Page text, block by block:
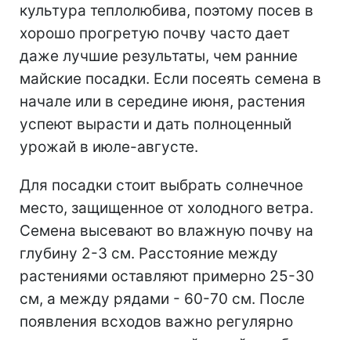
культура теплолюбива, поэтому посев в
хорошо прогретую почву часто дает
даже лучшие результаты, чем ранние
майские посадки. Если посеять семена в
начале или в середине июня, растения
успеют вырасти и дать полноценный
урожай в июле-августе.
Для посадки стоит выбрать солнечное
место, защищенное от холодного ветра.
Семена высевают во влажную почву на
глубину 2-3 см. Расстояние между
растениями оставляют примерно 25-30
см, а между рядами - 60-70 см. После
появления всходов важно регулярно